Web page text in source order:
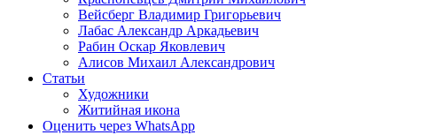
Вейсберг Владимир Григорьевич
Лабас Александр Аркадьевич
Рабин Оскар Яковлевич
Алисов Михаил Александрович
Статьи
Художники
Житийная икона
Оценить через WhatsApp